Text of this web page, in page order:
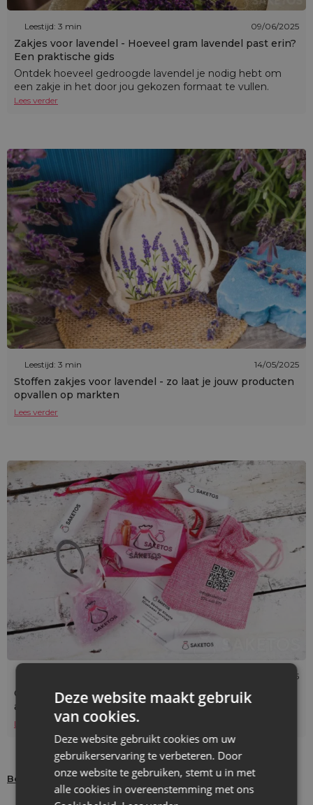
Leestijd: 3 min 09/06/2025
Zakjes voor lavendel - Hoeveel gram lavendel past erin?
Een praktische gids
Ontdek hoeveel gedroogde lavendel je nodig hebt om
een zakje in het door jou gekozen formaat te vullen.
Lees verder
Leestijd: 3 min 14/05/2025
Stoffen zakjes voor lavendel - zo laat je jouw producten
opvallen op markten
Lees verder
05/05/2025
Opvallen op evenementen? Kies voor bedrukte zakjes
als slimme merkdragers!
Lees verder
Bekijk alles uit deze categorie
Deze website maakt gebruik
van cookies.
Deze website gebruikt cookies om uw
gebruikerservaring te verbeteren. Door
onze website te gebruiken, stemt u in met
alle cookies in overeenstemming met ons